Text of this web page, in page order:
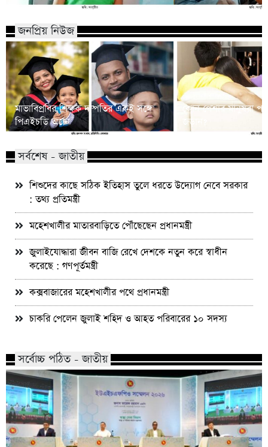
জনপ্রিয় নিউজ
মাভাবিপ্রবির শিক্ষক দম্পতির একই সঙ্গে
পিএইচডি অর্জন
কোন পেশার মানুষরা
জড়ান?
সর্বশেষ - জাতীয়
শিশুদের কাছে সঠিক ইতিহাস তুলে ধরতে উদ্যোগ নেবে সরকার
: তথ্য প্রতিমন্ত্রী
মহেশখালীর মাতারবাড়িতে পৌঁছেছেন প্রধানমন্ত্রী
জুলাইযোদ্ধারা জীবন বাজি রেখে দেশকে নতুন করে স্বাধীন
করেছে : গণপূর্তমন্ত্রী
কক্সবাজারের মহেশখালীর পথে প্রধানমন্ত্রী
চাকরি পেলেন জুলাই শহিদ ও আহত পরিবারের ১০ সদস্য
সর্বোচ্চ পঠিত - জাতীয়